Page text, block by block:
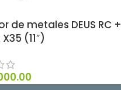
de metales DEUS RC +
(11″)